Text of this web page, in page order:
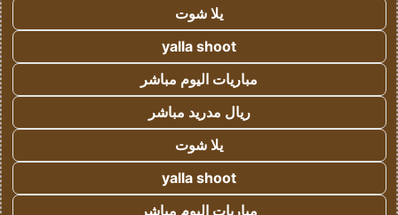
يلا شوت
yalla shoot
مباريات اليوم مباشر
ريال مدريد مباشر
يلا شوت
yalla shoot
مباريات اليوم مباشر